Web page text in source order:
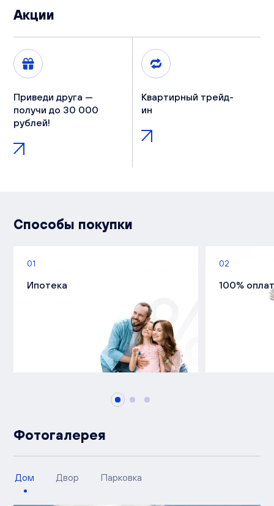
Акции
Приведи друга —
получи до 30 000
рублей!
Квартирный трейд-
ин
Способы покупки
01
Ипотека
02
100%
Фотогалерея
Дом Двор Парковка